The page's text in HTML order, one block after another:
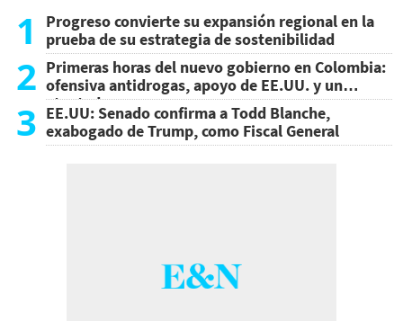
1
Progreso convierte su expansión regional en la
prueba de su estrategia de sostenibilidad
2 Primeras horas del nuevo gobierno en Colombia:
ofensiva antidrogas, apoyo de EE.UU. y un
atentado
3 EE.UU: Senado confirma a Todd Blanche,
exabogado de Trump, como Fiscal General